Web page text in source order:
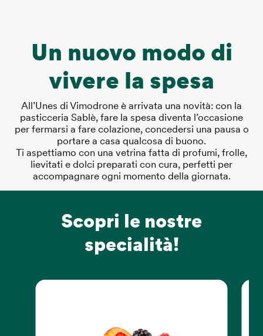
Un nuovo modo di
vivere la spesa
All’Unes di Vimodrone è arrivata una novità: con la
pasticceria Sablè, fare la spesa diventa l’occasione
per fermarsi a fare colazione, concedersi una pausa o
portare a casa qualcosa di buono.
Ti aspettiamo con una vetrina fatta di profumi, frolle,
lievitati e dolci preparati con cura, perfetti per
accompagnare ogni momento della giornata.
Scopri le nostre
specialità!